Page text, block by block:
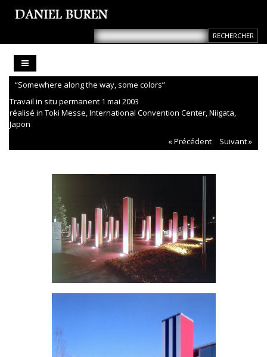
“Somewhere along the way, some colors”
Travail in situ permanent 1 mai 2003
réalisé in Toki Messe, International Convention Center, Niigata,
Japon
« Précédent
Suivant »